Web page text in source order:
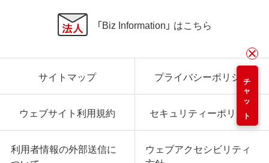
チャット
「Biz Information」 はこちら
サイトマップ プライバシーポリシー
ウェブサイト利用規約 セキュリティーポリシー
利用者情報の外部送信に
ウェブアクセシビリティ